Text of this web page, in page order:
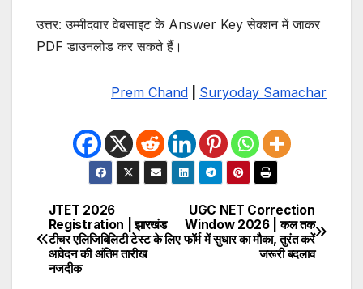
उत्तर: उम्मीदवार वेबसाइट के Answer Key सेक्शन में जाकर
PDF डाउनलोड कर सकते हैं।
Prem Chand Suryoday Samachar
Post
navigation
UGC NET Correction
Window 2026 | कल तक
फॉर्म में सुधार का मौका, तुरंत करें
जरूरी बदलाव
JTET 2026
Registration | झारखंड
टीचर एलिजिबिलिटी टेस्ट के लिए
आवेदन की अंतिम तारीख
नजदीक